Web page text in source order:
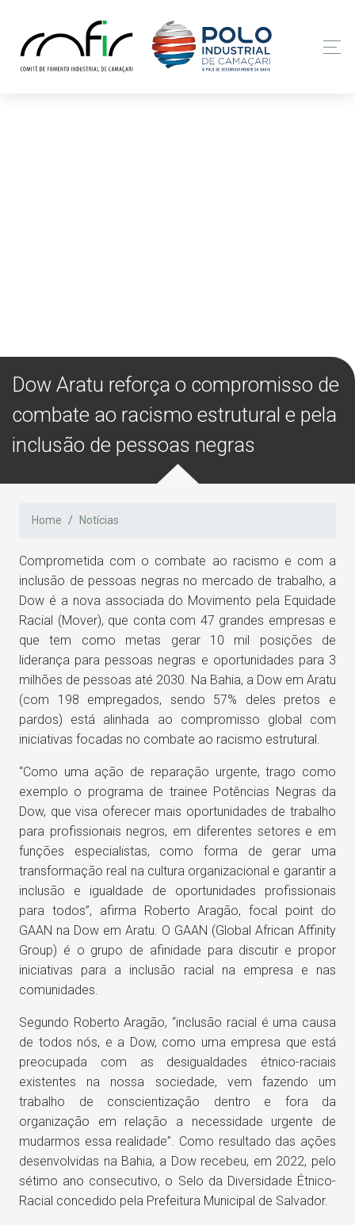
Dow Aratu reforça o compromisso de
combate ao racismo estrutural e pela
inclusão de pessoas negras
Home Notícias
Comprometida com o combate ao racismo e com a
inclusão de pessoas negras no mercado de trabalho, a
Dow é a nova associada do Movimento pela Equidade
Racial (Mover), que conta com 47 grandes empresas e
que tem como metas gerar 10 mil posições de
liderança para pessoas negras e oportunidades para 3
milhões de pessoas até 2030. Na Bahia, a Dow em Aratu
(com 198 empregados, sendo 57% deles pretos e
pardos) está alinhada ao compromisso global com
iniciativas focadas no combate ao racismo estrutural.
“Como uma ação de reparação urgente, trago como
exemplo o programa de trainee Potências Negras da
Dow, que visa oferecer mais oportunidades de trabalho
para profissionais negros, em diferentes setores e em
funções especialistas, como forma de gerar uma
transformação real na cultura organizacional e garantir a
inclusão e igualdade de oportunidades profissionais
para todos”, afirma Roberto Aragão, focal point do
GAAN na Dow em Aratu. O GAAN (Global African Affinity
Group) é o grupo de afinidade para discutir e propor
iniciativas para a inclusão racial na empresa e nas
comunidades.
Segundo Roberto Aragão, “inclusão racial é uma causa
de todos nós, e a Dow, como uma empresa que está
preocupada com as desigualdades étnico-raciais
existentes na nossa sociedade, vem fazendo um
trabalho de conscientização dentro e fora da
organização em relação a necessidade urgente de
mudarmos essa realidade”. Como resultado das ações
desenvolvidas na Bahia, a Dow recebeu, em 2022, pelo
sétimo ano consecutivo, o Selo da Diversidade Étnico-
Racial concedido pela Prefeitura Municipal de Salvador.